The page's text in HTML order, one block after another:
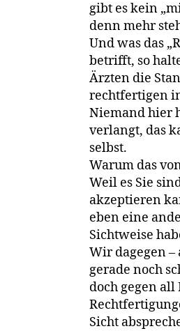
gibt es kein
denn mehr
Und was das
betrifft, so
Ärzten die
rechtfertigen
Niemand hier
verlangt, das
selbst.
Warum das
Weil es Sie
akzeptieren
eben eine
Sichtweise
Wir dagegen
gerade noch
doch gegen all
Sicht